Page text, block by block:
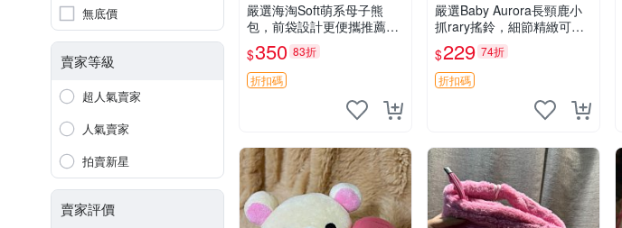
無底價
賣家等級
超人氣賣家
人氣賣家
拍賣新星
賣家評價
嚴選海淘Soft萌系母子熊
包，前袋設計更便攜推薦收
藏 母子熊 軟綿綿 包包
$350 83折
折扣碼
嚴選Baby Aurora長頸鹿小
抓rary搖鈴，細節精緻可聆
聽清脆鈴音 軟萌可愛 定制
紀念 金屬搖鈴 新手媽咪推
薦 長頸鹿 抓rary 搖鈴
$229 74折
折扣碼